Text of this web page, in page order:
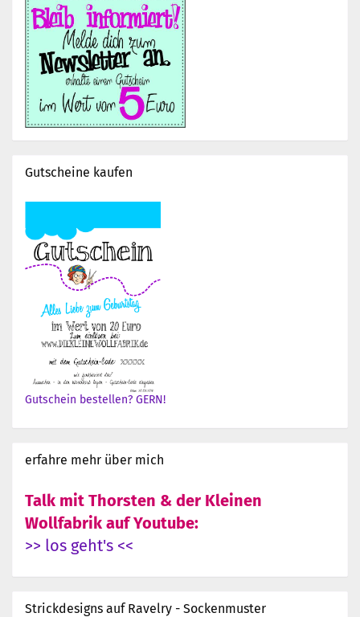
Gutscheine kaufen
Gutschein bestellen? GERN!
erfahre mehr über mich
Talk mit Thorsten & der Kleinen
Wollfabrik auf Youtube:
>> los geht's <<
Strickdesigns auf Ravelry - Sockenmuster